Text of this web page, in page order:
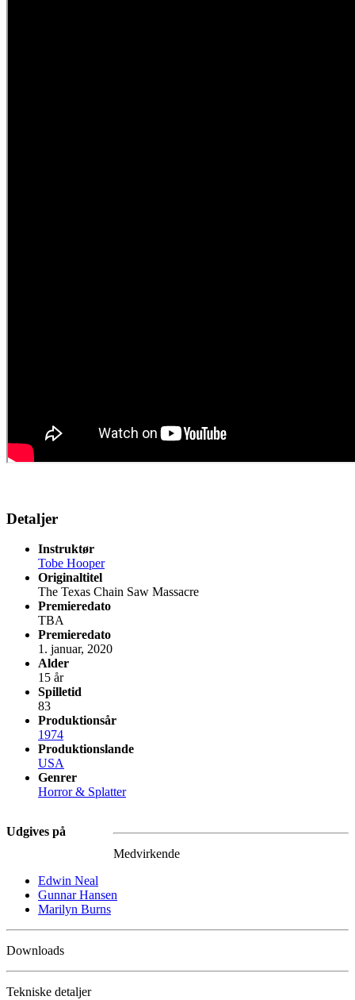
Detaljer
Instruktør
Tobe Hooper
Originaltitel
The Texas Chain Saw Massacre
Premieredato
TBA
Premieredato
1. januar, 2020
Alder
15 år
Spilletid
83
Produktionsår
1974
Produktionslande
USA
Genrer
Horror & Splatter
Udgives på
Medvirkende
Edwin Neal
Gunnar Hansen
Marilyn Burns
Downloads
Tekniske detaljer